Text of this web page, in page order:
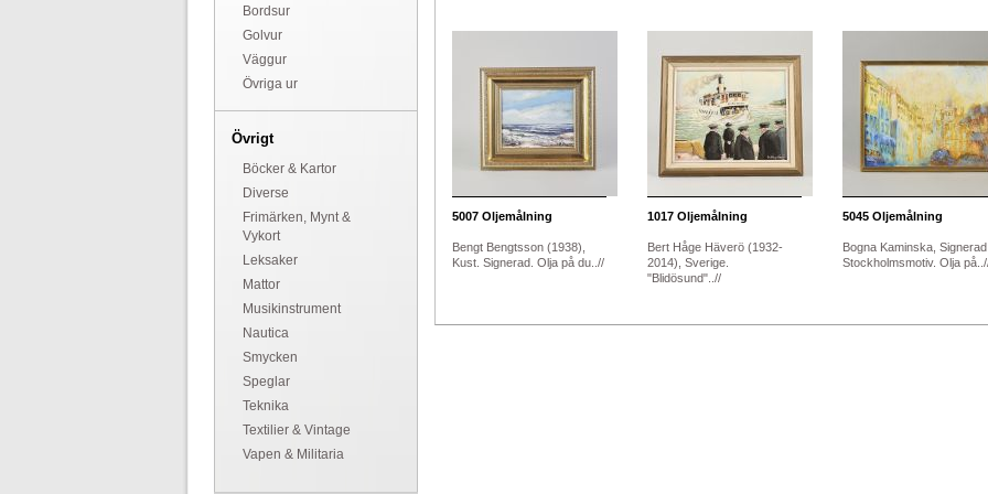
Bordsur
Golvur
Väggur
Övriga ur
Övrigt
Böcker & Kartor
Diverse
Frimärken, Mynt &
Vykort
Leksaker
Mattor
Musikinstrument
Nautica
Smycken
Speglar
Teknika
Textilier & Vintage
Vapen & Militaria
5007Oljemålning
Bengt Bengtsson (1938),
Kust. Signerad. Olja på du..//
1017Oljemålning
Bert Håge Häverö (1932-
2014), Sverige.
"Blidösund"..//
5045Oljemålning
Bogna Kaminska,
Stockholmsmotiv. Olja